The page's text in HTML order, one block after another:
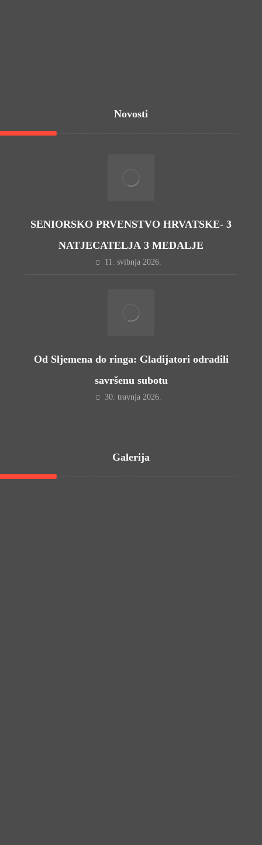
Novosti
SENIORSKO PRVENSTVO HRVATSKE- 3
NATJECATELJA 3 MEDALJE
11. svibnja 2026.
Od Sljemena do ringa: Gladijatori odradili
savršenu subotu
30. travnja 2026.
Galerija